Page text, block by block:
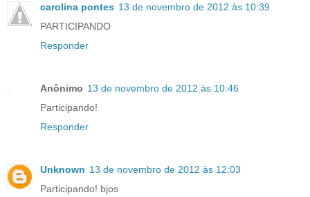
carolina pontes 13 de novembro de 2012 às 10:39
PARTICIPANDO
Responder
Anônimo 13 de novembro de 2012 às 10:46
Participando!
Responder
Unknown 13 de novembro de 2012 às 12:03
Participando! bjos